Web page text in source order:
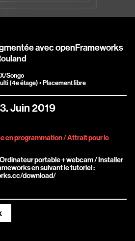
avec openFrameworks
Songo
(4e étage)• Placement libre
Juin2019
en programmation / Attrait pour le
portable + webcam / Installer
en suivant le tutoriel :
download/
et signalement